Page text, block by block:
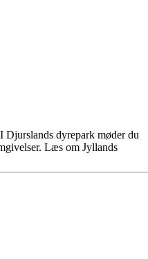
Djurslands dyrepark møder du
Læs om Jyllands